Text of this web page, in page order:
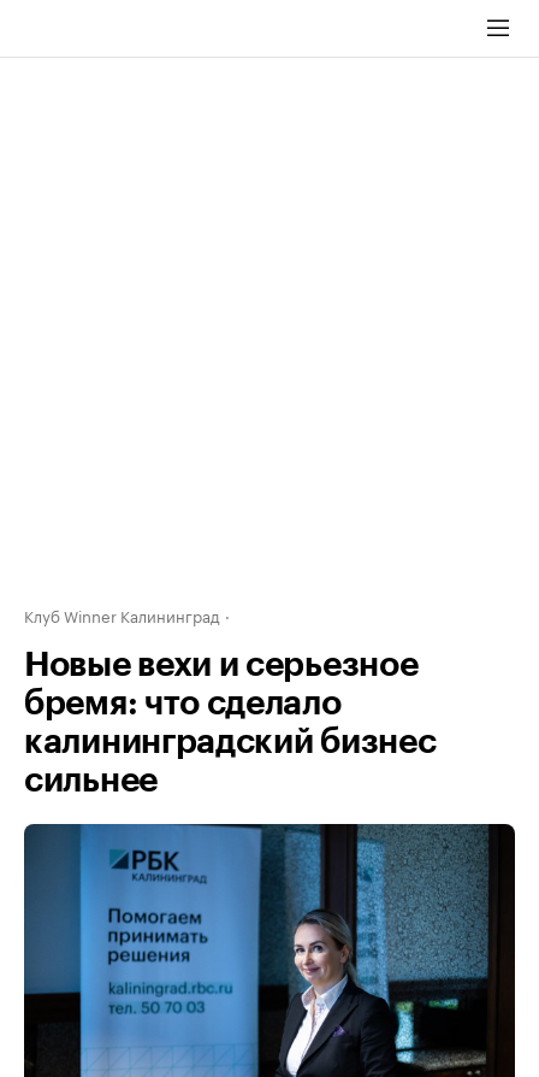
Клуб Winner Калининград
Новые вехи и серьезное
бремя: что сделало
калининградский бизнес
сильнее